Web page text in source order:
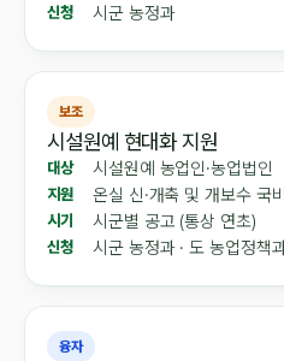
신청 시군 농정과
보조
시설원예 현대화 지원
대상 시설원예 농업인·농업법인
지원 온실 신·개축 및 개보수 국
시기 시군별 공고 (통상 연초)
신청 시군 농정과 · 도 농업정책
융자